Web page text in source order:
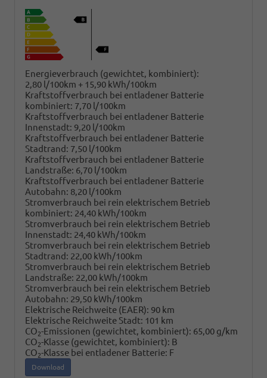
Energieverbrauch (gewichtet, kombiniert):
2,80 l/100km + 15,90 kWh/100km
Kraftstoffverbrauch bei entladener Batterie
kombiniert: 7,70 l/100km
Kraftstoffverbrauch bei entladener Batterie
Innenstadt: 9,20 l/100km
Kraftstoffverbrauch bei entladener Batterie
Stadtrand: 7,50 l/100km
Kraftstoffverbrauch bei entladener Batterie
Landstraße: 6,70 l/100km
Kraftstoffverbrauch bei entladener Batterie
Autobahn: 8,20 l/100km
Stromverbrauch bei rein elektrischem Betrieb
kombiniert: 24,40 kWh/100km
Stromverbrauch bei rein elektrischem Betrieb
Innenstadt: 24,40 kWh/100km
Stromverbrauch bei rein elektrischem Betrieb
Stadtrand: 22,00 kWh/100km
Stromverbrauch bei rein elektrischem Betrieb
Landstraße: 22,00 kWh/100km
Stromverbrauch bei rein elektrischem Betrieb
Autobahn: 29,50 kWh/100km
Elektrische Reichweite (EAER): 90 km
Elektrische Reichweite Stadt: 101 km
CO2-Emissionen (gewichtet, kombiniert): 65,00 g/km
CO2-Klasse (gewichtet, kombiniert): B
CO2-Klasse bei entladener Batterie: F
Download